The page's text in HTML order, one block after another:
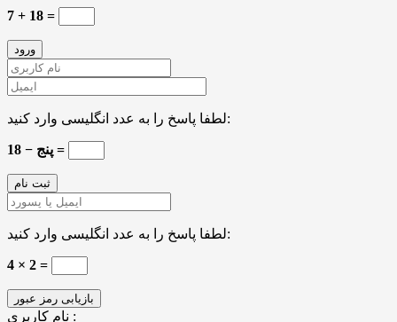
7 + 18 =
لطفا پاسخ را به عدد انگلیسی وارد کنید:
18 − پنج =
لطفا پاسخ را به عدد انگلیسی وارد کنید:
4 × 2 =
نام کاربری :